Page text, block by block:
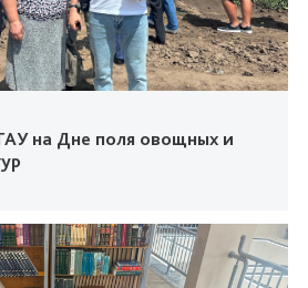
на Дне поля овощных и